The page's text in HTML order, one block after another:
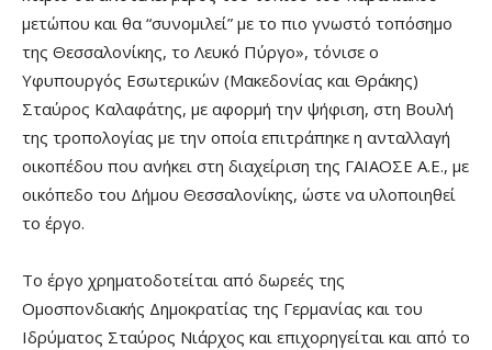
μετώπου και θα “συνομιλεί” με το πιο γνωστό τοπόσημο
της Θεσσαλονίκης, το Λευκό Πύργο», τόνισε ο
Υφυπουργός Εσωτερικών (Μακεδονίας και Θράκης)
Σταύρος Καλαφάτης, με αφορμή την ψήφιση, στη Βουλή
της τροπολογίας με την οποία επιτράπηκε η ανταλλαγή
οικοπέδου που ανήκει στη διαχείριση της ΓΑΙΑΟΣΕ Α.Ε., με
οικόπεδο του Δήμου Θεσσαλονίκης, ώστε να υλοποιηθεί
το έργο.
Το έργο χρηματοδοτείται από δωρεές της
Ομοσπονδιακής Δημοκρατίας της Γερμανίας και του
Ιδρύματος Σταύρος Νιάρχος και επιχορηγείται και από το